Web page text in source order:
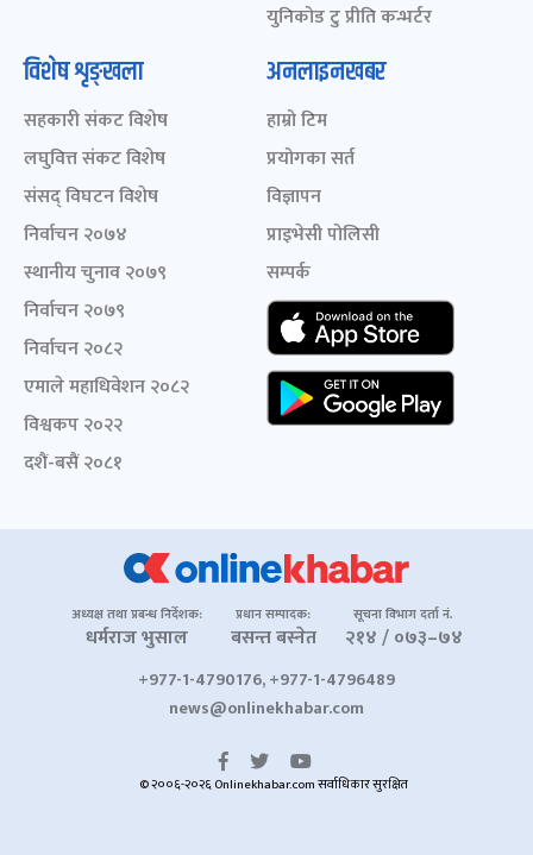
युनिकोड टु प्रीति कन्भर्टर
विशेष शृङ्खला
सहकारी संकट विशेष
लघुवित्त संकट विशेष
संसद् विघटन विशेष
निर्वाचन २०७४
स्थानीय चुनाव २०७९
निर्वाचन २०७९
निर्वाचन २०८२
एमाले महाधिवेशन २०८२
विश्वकप २०२२
दशैं-बसैं २०८१
अनलाइनखबर
हाम्रो टिम
प्रयोगका सर्त
विज्ञापन
प्राइभेसी पोलिसी
सम्पर्क
अध्यक्ष तथा प्रबन्ध निर्देशक:
धर्मराज भुसाल
प्रधान सम्पादक:
बसन्त बस्नेत
सूचना विभाग दर्ता नं.
२१४ / ०७३–७४
+977-1-4790176, +977-1-4796489
news@onlinekhabar.com
© २००६-२०२६ Onlinekhabar.com सर्वाधिकार सुरक्षित